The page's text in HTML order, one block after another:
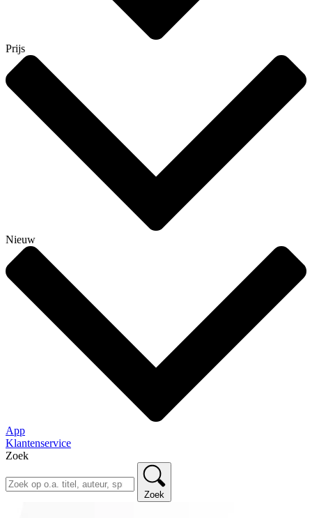
Prijs
Nieuw
App
Klantenservice
Zoek
Zoek